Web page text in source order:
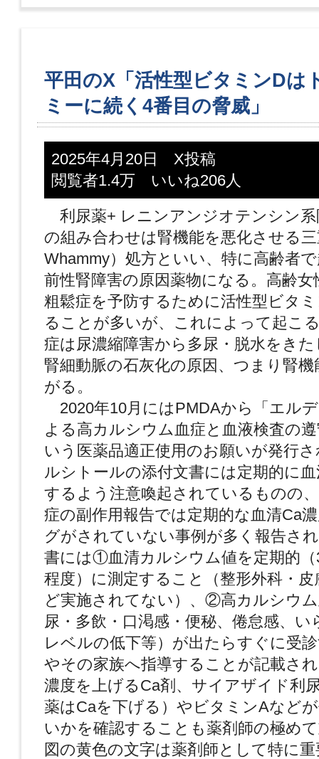
平田のX「活性型ビタミンDは
ミーに続く4番目の脅威」
2025年4月20日 X投稿
閲覧者1.4万 いいね206人
利尿薬+ レニンアンジオテンシン系
の組み合わせは腎機能を悪化させる
Whammy）処方といい、特に高齢者
前性腎障害の原因薬物になる。高齢女
粗鬆症を予防するために活性型ビタ
ることが多いが、これによって起こ
症は尿濃縮障害から多尿・脱水をき
腎細動脈の石灰化の原因、つまり腎
がる。
2020年10月にはPMDAから「エル
よる高カルシウム血症と血液検査の
いう医薬品適正使用のお願いが発行
ルシトールの添付文書には定期的に
するよう注意喚起されているものの
症の副作用報告では定期的な血清Ca
グがされていない事例が多く報告さ
書には①血清カルシウム値を定期的（
程度）に測定すること（整形外科・
ど実施されてない）、②高カルシウ
尿・多飲・口渇感・便秘、倦怠感、い
レベルの低下等）が出たらすぐに受
やその家族へ指導することが記載さ
濃度を上げるCa剤、サイアザイド利
薬はCaを下げる）やビタミンAなど
いかを確認することも薬剤師の極め
図の黄色の文字は薬剤師として特に